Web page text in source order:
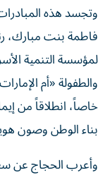
وتجسد هذه
فاطمة بنت مبارك،
لمؤسسة التنمية
والطفولة «أم
خاصاً، انطلاقاً من
بناء الوطن وصون
وأعرب الحجاج عن